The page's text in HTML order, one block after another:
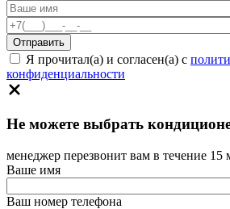
Я прочитал(а) и согласен(а) с
конфиденциальности
Не можете выбрать
менеджер перезвонит вам в течение 15
Ваше имя
Ваш номер телефона